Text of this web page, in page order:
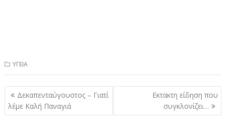
ΥΓΕΙΑ
Πλοήγηση
άρθρων
Δεκαπενταύγουστος – Γιατί
λέμε Καλή Παναγιά
Εκτακτη είδηση που
συγκλονίζει…